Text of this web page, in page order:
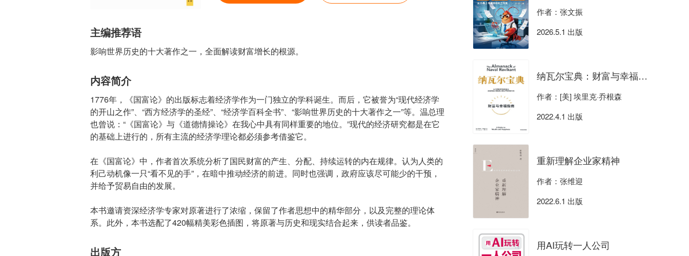
主编推荐语
影响世界历史的十大著作之一，全面解读财富增长的根源。
内容简介
1776年，《国富论》的出版标志着经济学作为一门独立的学科诞生。而后，它被誉为“现代经济学
的开山之作”、“西方经济学的圣经”、“经济学百科全书”、“影响世界历史的十大著作之一”等。温总理
也曾说：“《国富论》与《道德情操论》在我心中具有同样重要的地位。”现代的经济研究都是在它
的基础上进行的，所有主流的经济学理论都必须参考借鉴它。
在《国富论》中，作者首次系统分析了国民财富的产生、分配、持续运转的内在规律。认为人类的
利己动机像一只“看不见的手”，在暗中推动经济的前进。同时也强调，政府应该尽可能少的干预，
并给予贸易自由的发展。
本书邀请资深经济学专家对原著进行了浓缩，保留了作者思想中的精华部分，以及完整的理论体
系。此外，本书选配了420幅精美彩色插图，将原著与历史和现实结合起来，供读者品鉴。
出版方
作者：张文振
2026.5.1 出版
纳瓦尔宝典：财富与幸福指南
作者：[美] 埃里克·乔根森
2022.4.1 出版
重新理解企业家精神
作者：张维迎
2022.6.1 出版
用AI玩转一人公司